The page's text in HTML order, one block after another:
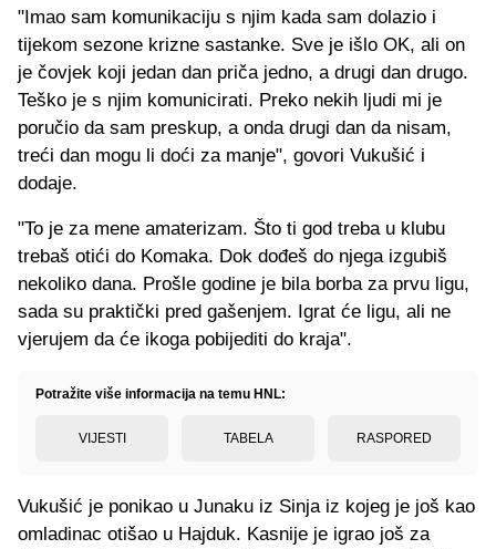
"Imao sam komunikaciju s njim kada sam dolazio i
tijekom sezone krizne sastanke. Sve je išlo OK, ali on
je čovjek koji jedan dan priča jedno, a drugi dan drugo.
Teško je s njim komunicirati. Preko nekih ljudi mi je
poručio da sam preskup, a onda drugi dan da nisam,
treći dan mogu li doći za manje", govori Vukušić i
dodaje.
"To je za mene amaterizam. Što ti god treba u klubu
trebaš otići do Komaka. Dok dođeš do njega izgubiš
nekoliko dana. Prošle godine je bila borba za prvu ligu,
sada su praktički pred gašenjem. Igrat će ligu, ali ne
vjerujem da će ikoga pobijediti do kraja".
Potražite više informacija na temu HNL:
VIJESTI TABELA RASPORED
Vukušić je ponikao u Junaku iz Sinja iz kojeg je još kao
omladinac otišao u Hajduk. Kasnije je igrao još za